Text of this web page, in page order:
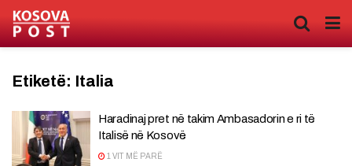
Etiketë: Italia
Haradinaj pret në takim Ambasadorin e ri të
Italisë në Kosovë
1 VIT MË PARË